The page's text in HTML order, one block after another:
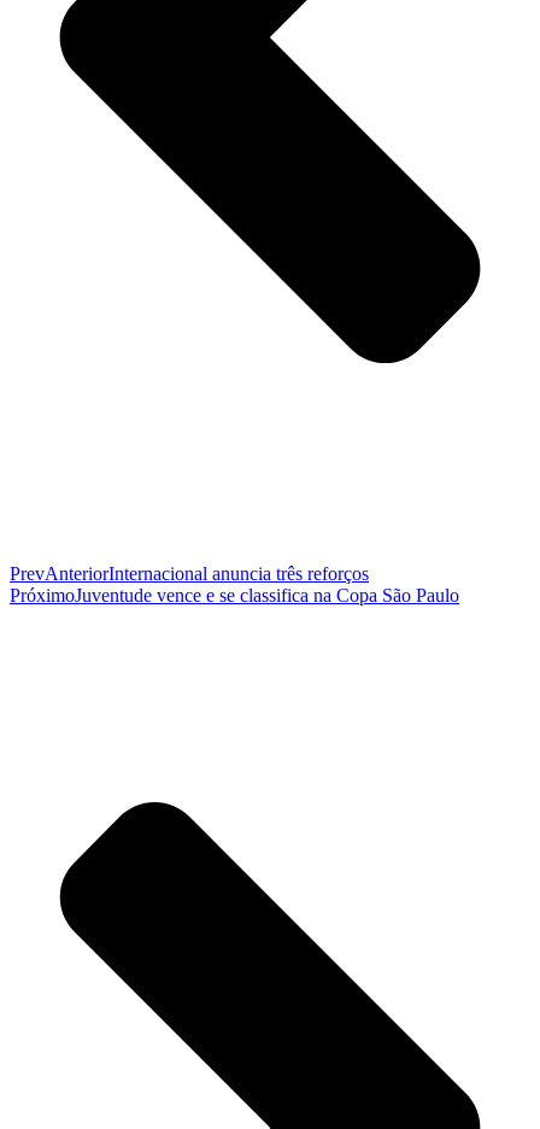
PrevAnteriorInternacional anuncia três reforços
PróximoJuventude vence e se classifica na Copa São Paulo